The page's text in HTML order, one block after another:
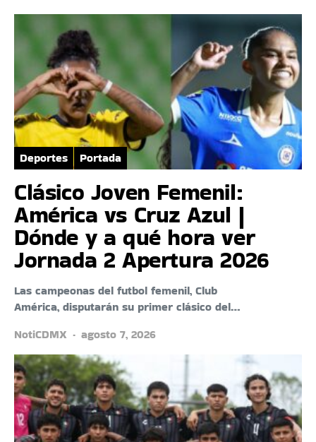
Deportes Portada
Clásico Joven Femenil:
América vs Cruz Azul |
Dónde y a qué hora ver
Jornada 2 Apertura 2026
Las campeonas del futbol femenil, Club
América, disputarán su primer clásico del…
NotiCDMX
agosto 7, 2026